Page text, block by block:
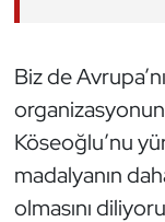
Biz de
Köseoğlu’nu
madalyanın
olmasını
Sualtı
Tekvando
Tenis